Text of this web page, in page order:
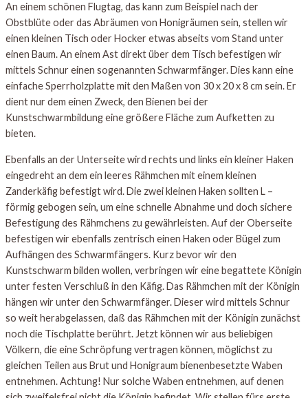
An einem schönen Flugtag, das kann zum Beispiel nach der
Obstblüte oder das Abräumen von Honigräumen sein, stellen wir
einen kleinen Tisch oder Hocker etwas abseits vom Stand unter
einen Baum. An einem Ast direkt über dem Tisch befestigen wir
mittels Schnur einen sogenannten Schwarmfänger. Dies kann eine
einfache Sperrholzplatte mit den Maßen von 30 x 20 x 8 cm sein. Er
dient nur dem einen Zweck, den Bienen bei der
Kunstschwarmbildung eine größere Fläche zum Aufketten zu
bieten.
Ebenfalls an der Unterseite wird rechts und links ein kleiner Haken
eingedreht an dem ein leeres Rähmchen mit einem kleinen
Zanderkäfig befestigt wird. Die zwei kleinen Haken sollten L –
förmig gebogen sein, um eine schnelle Abnahme und doch sichere
Befestigung des Rähmchens zu gewährleisten. Auf der Oberseite
befestigen wir ebenfalls zentrisch einen Haken oder Bügel zum
Aufhängen des Schwarmfängers. Kurz bevor wir den
Kunstschwarm bilden wollen, verbringen wir eine begattete Königin
unter festen Verschluß in den Käfig. Das Rähmchen mit der Königin
hängen wir unter den Schwarmfänger. Dieser wird mittels Schnur
so weit herabgelassen, daß das Rähmchen mit der Königin zunächst
noch die Tischplatte berührt. Jetzt können wir aus beliebigen
Völkern, die eine Schröpfung vertragen können, möglichst zu
gleichen Teilen aus Brut und Honigraum bienenbesetzte Waben
entnehmen. Achtung! Nur solche Waben entnehmen, auf denen